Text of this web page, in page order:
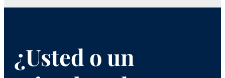
¿Usted o un